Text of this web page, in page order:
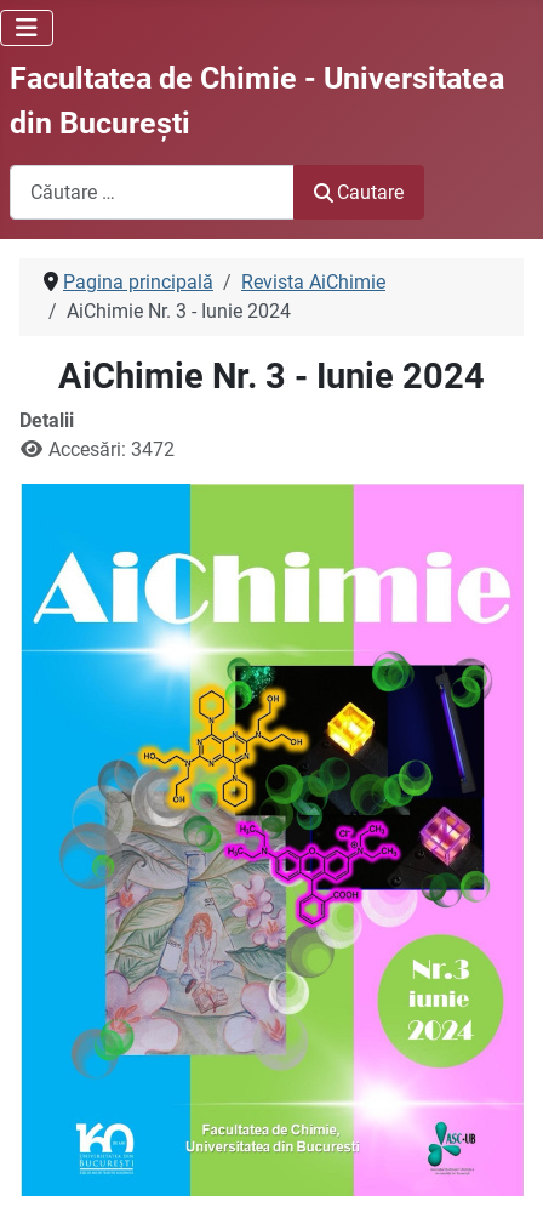
Facultatea de Chimie - Universitatea
din Bucureşti
Cautare
Cautare
Pagina principală
Revista AiChimie
AiChimie Nr. 3 - Iunie 2024
AiChimie Nr. 3 - Iunie 2024
Detalii
Accesări: 3472